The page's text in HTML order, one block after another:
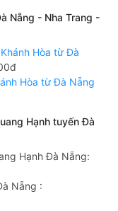
Nẵng - Nha Trang -
Hòa từ Đà
Hòa từ Đà Nẵng
Hạnh tuyến Đà
Hạnh Đà Nẵng:
Nẵng :